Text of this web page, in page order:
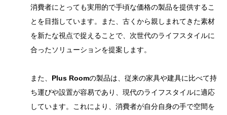
消費者にとっても実用的で手頃な価格の製品を提供するこ
とを目指しています。また、古くから親しまれてきた素材
を新たな視点で捉えることで、次世代のライフスタイルに
合ったソリューションを提案します。
また、 Plus Roomの製品は、従来の家具や建具に比べて持
ち運びや設置が容易であり、現代のライフスタイルに適応
しています。これにより、消費者が自分自身の手で空間を